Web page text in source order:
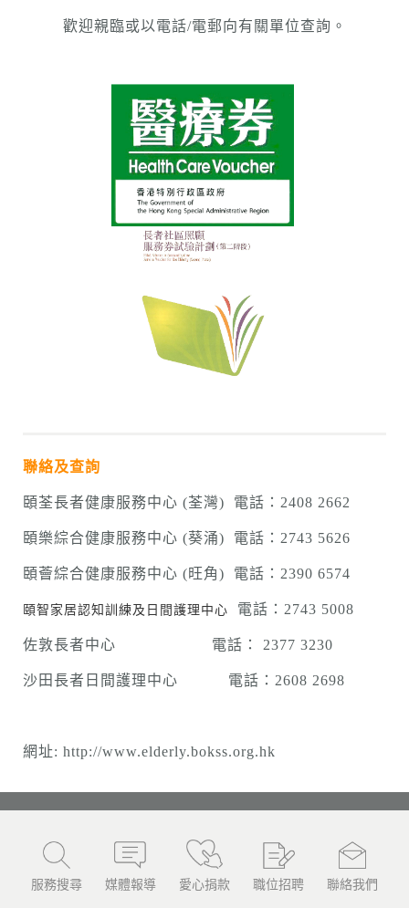
歡迎親臨或以電話/電郵向有關單位查詢。
聯絡及查詢
頣荃長者健康服務中心 (荃灣) 電話：2408 2662
頣樂綜合健康服務中心 (葵涌) 電話：2743 5626
頣薈綜合健康服務中心 (旺角) 電話：2390 6574
頤智家居認知訓練及日間護理中心 電話：2743 5008
佐敦長者中心 電話： 2377 3230
沙田長者日間護理中心 電話：2608 2698
網址: http://www.elderly.bokss.org.hk
服務搜尋 媒體報導 愛心捐款 職位招聘 聯絡我們